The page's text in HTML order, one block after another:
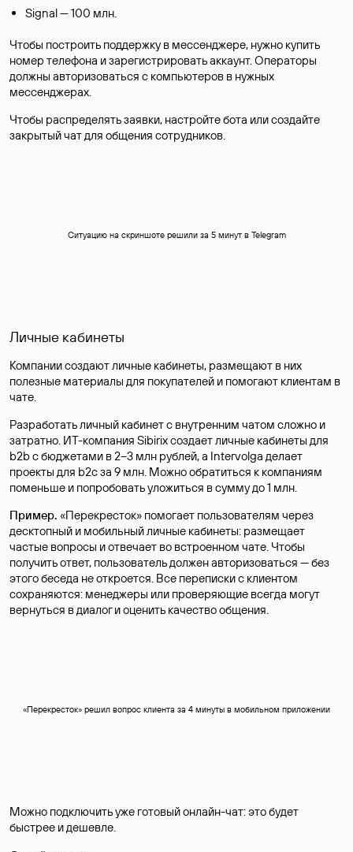
Signal — 100 млн.
Чтобы построить поддержку в мессенджере, нужно купить
номер телефона и зарегистрировать аккаунт. Операторы
должны авторизоваться с компьютеров в нужных
мессенджерах.
Чтобы распределять заявки, настройте бота или создайте
закрытый чат для общения сотрудников.
Ситуацию на скриншоте решили за 5 минут в Telegram
Личные кабинеты
Компании создают личные кабинеты, размещают в них
полезные материалы для покупателей и помогают клиентам в
чате.
Разработать личный кабинет с внутренним чатом сложно и
затратно. ИТ-компания Sibirix создает личные кабинеты для
b2b с бюджетами в 2–3 млн рублей, а Intervolga делает
проекты для b2c за 9 млн. Можно обратиться к компаниям
поменьше и попробовать уложиться в сумму до 1 млн.
Пример. «Перекресток» помогает пользователям через
десктопный и мобильный личные кабинеты: размещает
частые вопросы и отвечает во встроенном чате. Чтобы
получить ответ, пользователь должен авторизоваться — без
этого беседа не откроется. Все переписки с клиентом
сохраняются: менеджеры или проверяющие всегда могут
вернуться в диалог и оценить качество общения.
«‎Перекресток» решил вопрос клиента за 4 минуты в мобильном приложении
Можно подключить уже готовый онлайн-чат: это будет
быстрее и дешевле.